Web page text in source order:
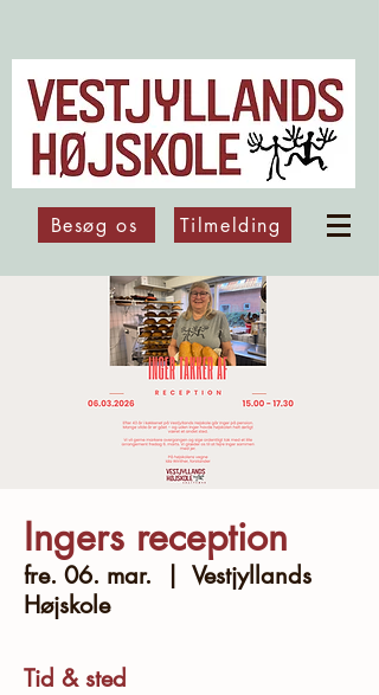
Besøg os Tilmelding
Ingers reception
fre. 06. mar.
  |
Vestjyllands
Højskole
Tid & sted